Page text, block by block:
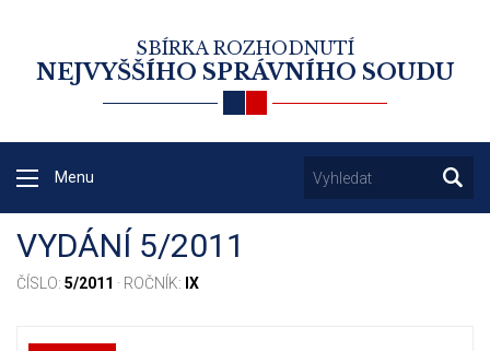
SBÍRKA ROZHODNUTÍ
NEJVYŠŠÍHO SPRÁVNÍHO SOUDU
Menu
VYDÁNÍ 5/2011
ČÍSLO: 5/2011 · ROČNÍK: IX